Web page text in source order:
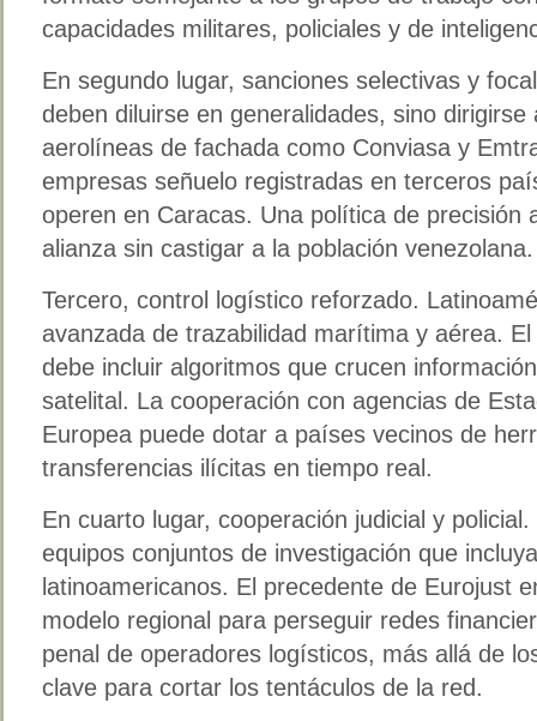
capacidades militares, policiales y de
En segundo lugar, sanciones selectivas y
deben diluirse en generalidades, sino
aerolíneas de fachada como Conviasa y
empresas señuelo registradas en terceros
operen en Caracas. Una política de precisión
alianza sin castigar a la población venezolana.
Tercero, control logístico reforzado.
avanzada de trazabilidad marítima y aérea.
debe incluir algoritmos que crucen
satelital. La cooperación con agencias de
Europea puede dotar a países vecinos de
transferencias ilícitas en tiempo real.
En cuarto lugar, cooperación judicial y
equipos conjuntos de investigación que
latinoamericanos. El precedente de Eurojust
modelo regional para perseguir redes
penal de operadores logísticos, más allá de
clave para cortar los tentáculos de la red.